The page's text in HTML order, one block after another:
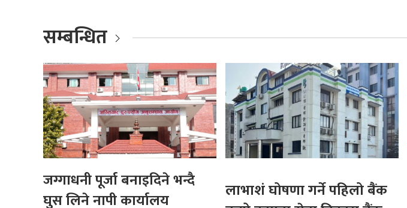
सम्बन्धित
जग्गाधनी पूर्जा बनाइदिने भन्दै
घुस लिने नापी कार्यालय
लाभाशं घोषणा गर्ने पहिलो बैंक